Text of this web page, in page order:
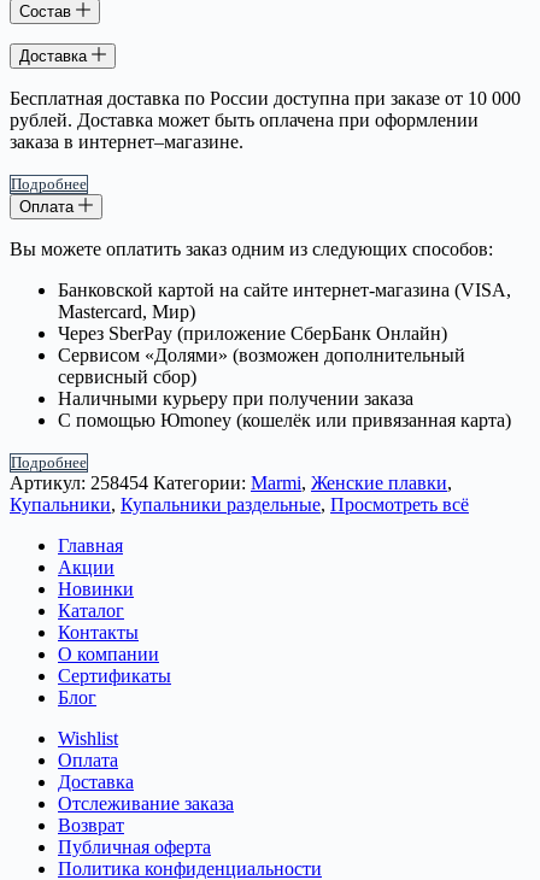
Состав
Доставка
Бесплатная доставка по России доступна при заказе от 10 000
рублей. Доставка может быть оплачена при оформлении
заказа в интернет–магазине.
Подробнее
Оплата
Вы можете оплатить заказ одним из следующих способов:
Банковской картой на сайте интернет-магазина (VISA,
Mastercard, Мир)
Через SberPay (приложение СберБанк Онлайн)
Сервисом «Долями» (возможен дополнительный
сервисный сбор)
Наличными курьеру при получении заказа
С помощью Юmoney (кошелёк или привязанная карта)
Подробнее
Артикул: 258454 Категории: Marmi, Женские плавки,
Купальники, Купальники раздельные, Просмотреть всё
Главная
Акции
Новинки
Каталог
Контакты
О компании
Сертификаты
Блог
Wishlist
Оплата
Доставка
Отслеживание заказа
Возврат
Публичная оферта
Политика конфиденциальности